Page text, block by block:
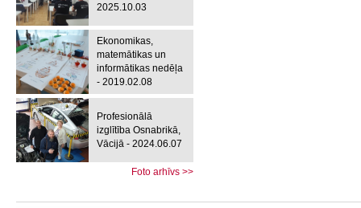
2025.10.03
Ekonomikas,
matemātikas un
informātikas nedēļa
- 2019.02.08
Profesionālā
izglītība Osnabrikā,
Vācijā - 2024.06.07
Foto arhīvs >>